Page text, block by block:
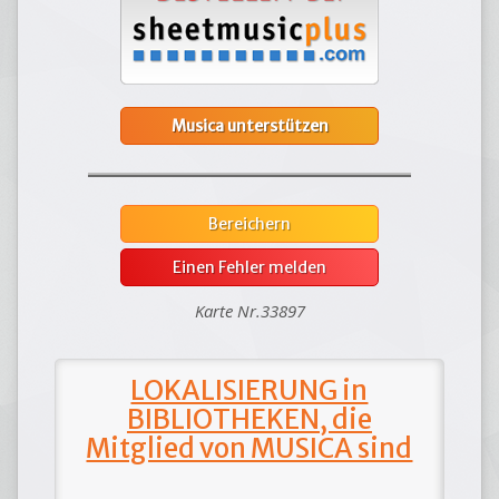
Musica unterstützen
Bereichern
Einen Fehler melden
Karte Nr.33897
LOKALISIERUNG in
BIBLIOTHEKEN, die
Mitglied von MUSICA sind